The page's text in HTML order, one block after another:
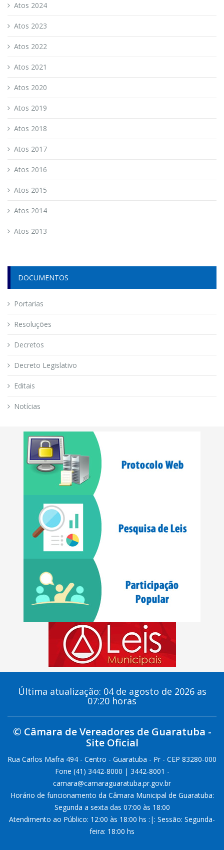
Atos 2024
Atos 2023
Atos 2022
Atos 2021
Atos 2020
Atos 2019
Atos 2018
Atos 2017
Atos 2016
Atos 2015
Atos 2014
Atos 2013
DOCUMENTOS
Portarias
Resoluções
Decretos
Decreto Legislativo
Editais
Notícias
Última atualização: 04 de agosto de 2026 as
07:20 horas
© Câmara de Vereadores de Guaratuba -
Site Oficial
Rua Carlos Mafra 494 - Centro - Guaratuba - Pr - CEP 83280-000
Fone (41) 3442-8000 | 3442-8001 -
camara@camaraguaratuba.pr.gov.br
Horário de funcionamento da Câmara Municipal de Guaratuba:
Segunda a sexta das 07:00 às 18:00
Atendimento ao Público: 12:00 às 18:00 hs :|: Sessão: Segunda-
feira: 18:00 hs